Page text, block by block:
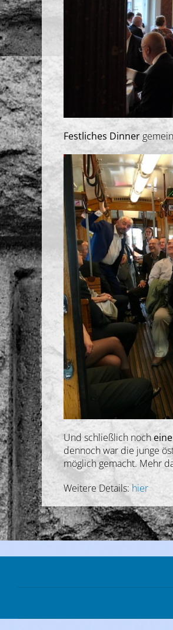
Festliches Dinner
Und schließlich noch
dennoch war die junge
möglich gemacht. Mehr
Weitere Details:hier